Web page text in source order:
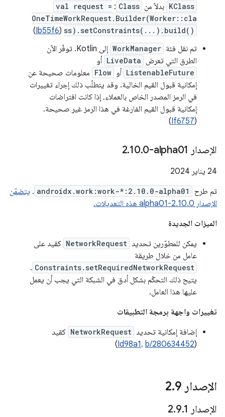
KClass بدلاً من Class
:
val request =
OneTimeWorkRequest.Builder(Worker::cla
ss).setConstraints(...).build()
(
Ib55f6
)
تم نقل فئة WorkManager
إلى Kotlin. توفّر الآن
الطرق التي تعرض LiveData أو
ListenableFuture أو Flow معلومات صحيحة عن
إمكانية قبول القيم الخالية. وقد يتطلّب ذلك إجراء تغييرات
في الرمز المصدر الخاص بالعملاء، إذا كانت افتراضات
إمكانية قبول القيم الفارغة في هذا الرمز غير صحيحة.
(
If6757
)
الإصدار ‎2 .10.0-alpha01
‫24 يناير 2024
تم طرح
androidx.work:work-*:2.10.0-alpha01
. يتضمّن
الإصدار 2.10.0-alpha01 هذه التعديلات.
الميزات الجديدة
يمكن للمطوّرين تحديد NetworkRequest كقيد على
عامل من خلال طريقة
Constraints.setRequiredNetworkRequest
.
يتيح ذلك التحكّم بشكل أدق في الشبكة التي يجب أن يعمل
عليها هذا العامل.
تغييرات واجهة برمجة التطبيقات
إضافة إمكانية تحديد NetworkRequest كقيد
(
Id98a1، b/280634452
)
الإصدار 2 .9
الإصدار 2 .9.1